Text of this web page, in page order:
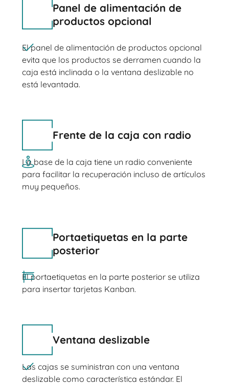
Panel de alimentación de
productos opcional
El panel de alimentación de productos opcional
evita que los productos se derramen cuando la
caja está inclinada o la ventana deslizable no
está levantada.
Frente de la caja con radio
La base de la caja tiene un radio conveniente
para facilitar la recuperación incluso de artículos
muy pequeños.
Portaetiquetas en la parte
posterior
El portaetiquetas en la parte posterior se utiliza
para insertar tarjetas Kanban.
Ventana deslizable
Las cajas se suministran con una ventana
deslizable como característica estándar. El